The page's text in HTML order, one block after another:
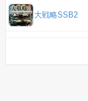
大戦略SSB2